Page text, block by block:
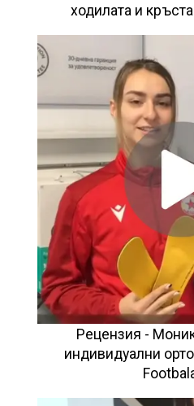
ходилата и
Рецензия -
индивидуални